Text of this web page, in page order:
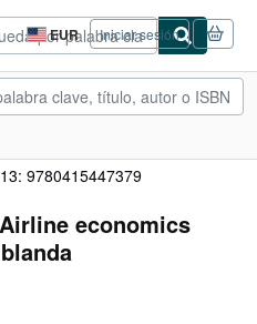
EUR
Preferencias
de
compra
del
Iniciar sesión
9780415447379
economics